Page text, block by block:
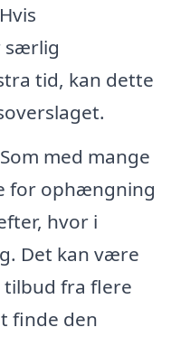
Hvis
særlig
tid, kan dette
Som med mange
for ophængning
hvor i
Det kan være
fra flere
finde den